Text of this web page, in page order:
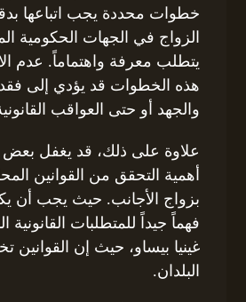
خطوات محددة يجب اتباعها
الزواج في الجهات الحكومية
يتطلب معرفة واهتماماً. عدم
هذه الخطوات قد يؤدي إلى
والجهد أو حتى العواقب
علاوة على ذلك، قد يغفل بعض
أهمية التحقق من القوانين
بزواج الأجانب. حيث يجب أن
فهماً جيداً للمتطلبات القانونية
غينيا بيساو، حيث إن القوانين
البلدان.